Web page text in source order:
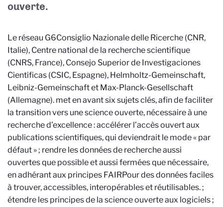
ouverte.
Le réseau G6Consiglio Nazionale delle Ricerche (CNR,
Italie), Centre national de la recherche scientifique
(CNRS, France), Consejo Superior de Investigaciones
Cientificas (CSIC, Espagne), Helmholtz-Gemeinschaft,
Leibniz-Gemeinschaft et Max-Planck-Gesellschaft
(Allemagne). met en avant six sujets clés, afin de faciliter
la transition vers une science ouverte, nécessaire à une
recherche d’excellence : accélérer l’accès ouvert aux
publications scientifiques, qui deviendrait le mode « par
défaut » ; rendre les données de recherche aussi
ouvertes que possible et aussi fermées que nécessaire,
en adhérant aux principes FAIRPour des données faciles
à trouver, accessibles, interopérables et réutilisables.;
étendre les principes de la science ouverte aux logiciels ;